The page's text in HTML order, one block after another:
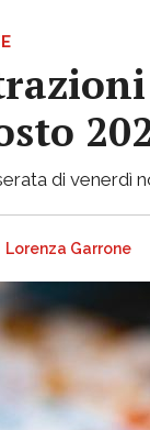
di venerdì
Lorenza Garrone